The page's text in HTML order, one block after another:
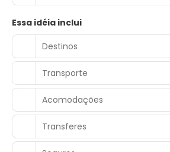
Essa idéia inclui
Destinos
Transporte
Acomodações
Transferes